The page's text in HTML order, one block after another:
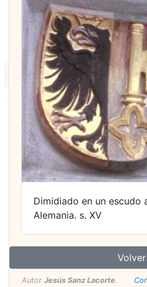
Dimidiado en un escudo
Alemania. s. XV
Volver
Autor Jesús Sanz Lacorte.